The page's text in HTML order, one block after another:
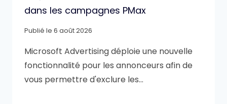
dans les campagnes PMax
Publié le 6 août 2026
Microsoft Advertising déploie une nouvelle
fonctionnalité pour les annonceurs afin de
vous permettre d'exclure les…